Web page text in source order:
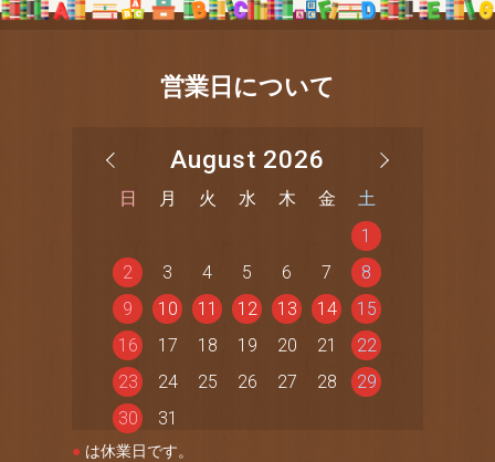
営業日について
August 2026
日 月 火 水 木 金
土
1
2
3 4 5 6 7
8
9
10 11 12 13 14
15
16
17 18 19 20 21
22
23
24 25 26 27 28
29
30
31
● は休業日です。